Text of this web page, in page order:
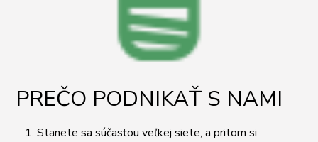
PREČO PODNIKAŤ S NAMI
Stanete sa súčasťou veľkej siete, a pritom si